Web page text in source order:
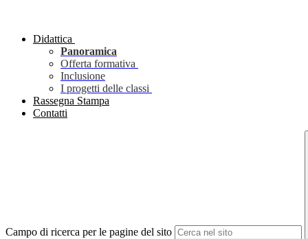
Didattica
Panoramica
Offerta formativa
Inclusione
I progetti delle classi
Rassegna Stampa
Contatti
Campo di ricerca per le pagine del sito